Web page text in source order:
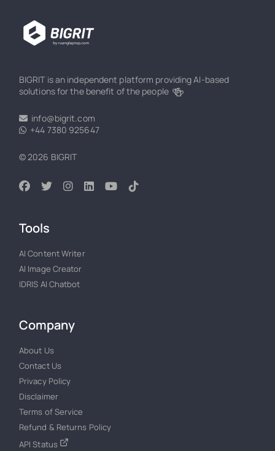
BIGRIT is an independent platform providing AI-based
solutions for the benefit of the people 🍻
info@bigrit.com
+44 7380 925647
© 2026 BIGRIT
Tools
AI Content Writer
AI Image Creator
IDRIS AI Chatbot
Company
About Us
Contact Us
Privacy Policy
Disclaimer
Terms of Service
Refund & Returns Policy
API Status